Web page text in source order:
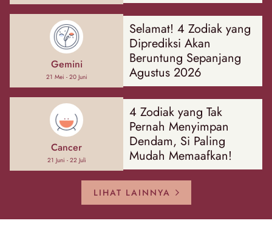
Hal
Gemini
21 Mei - 20 Juni
Selamat! 4 Zodiak yang
Diprediksi Akan
Beruntung Sepanjang
Agustus 2026
Cancer
21 Juni - 22 Juli
4 Zodiak yang Tak
Pernah Menyimpan
Dendam, Si Paling
Mudah Memaafkan!
LIHAT LAINNYA